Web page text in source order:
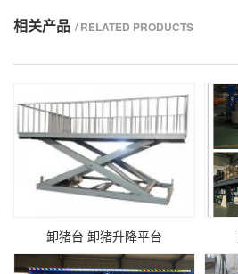
相关产品 / RELATED PRODUCTS
卸猪台 卸猪升降平台